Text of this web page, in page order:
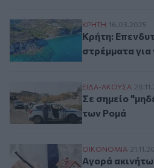
Κρήτη:
ΚΡΗΤΗ 16.03.2025
Κρήτη:
στρέμματα
Σε σημείο
ΕΙΔΑ-ΑΚΟΥΣΑ
Σε σημείο
των Ρομά
Αγορά
ΟΙΚΟΝΟΜΙΑ
Αγορά